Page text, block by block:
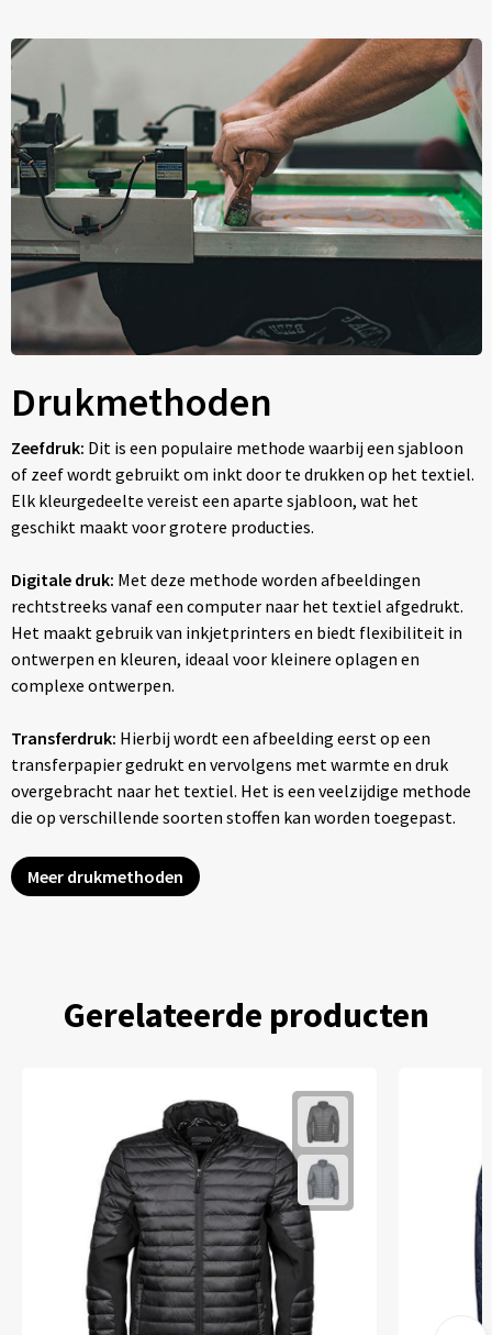
Drukmethoden
Zeefdruk: Dit is een populaire methode waarbij een sjabloon
of zeef wordt gebruikt om inkt door te drukken op het textiel.
Elk kleurgedeelte vereist een aparte sjabloon, wat het
geschikt maakt voor grotere producties.
Digitale druk: Met deze methode worden afbeeldingen
rechtstreeks vanaf een computer naar het textiel afgedrukt.
Het maakt gebruik van inkjetprinters en biedt flexibiliteit in
ontwerpen en kleuren, ideaal voor kleinere oplagen en
complexe ontwerpen.
Transferdruk: Hierbij wordt een afbeelding eerst op een
transferpapier gedrukt en vervolgens met warmte en druk
overgebracht naar het textiel. Het is een veelzijdige methode
die op verschillende soorten stoffen kan worden toegepast.
Meer drukmethoden
Gerelateerde producten